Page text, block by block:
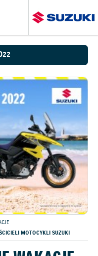
MOTOCYKLI SUZUKI